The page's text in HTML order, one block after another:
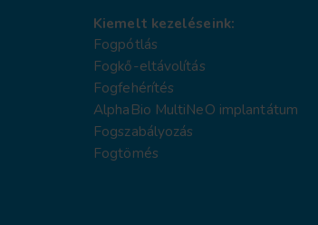
Kiemelt kezeléseink:
Fogpótlás
Fogkő-eltávolítás
Fogfehérítés
AlphaBio MultiNeO implantátum
Fogszabályozás
Fogtömés